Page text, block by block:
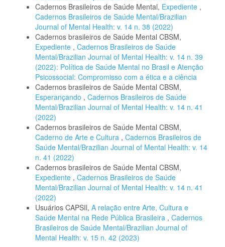
Cadernos Brasileiros de Saúde Mental, Expediente ,
Cadernos Brasileiros de Saúde Mental/Brazilian
Journal of Mental Health: v. 14 n. 38 (2022)
Cadernos brasileiros de Saúde Mental CBSM,
Expediente , Cadernos Brasileiros de Saúde
Mental/Brazilian Journal of Mental Health: v. 14 n. 39
(2022): Política de Saúde Mental no Brasil e Atenção
Psicossocial: Compromisso com a ética e a ciência
Cadernos brasileiros de Saúde Mental CBSM,
Esperançando , Cadernos Brasileiros de Saúde
Mental/Brazilian Journal of Mental Health: v. 14 n. 41
(2022)
Cadernos brasileiros de Saúde Mental CBSM,
Caderno de Arte e Cultura , Cadernos Brasileiros de
Saúde Mental/Brazilian Journal of Mental Health: v. 14
n. 41 (2022)
Cadernos brasileiros de Saúde Mental CBSM,
Expediente , Cadernos Brasileiros de Saúde
Mental/Brazilian Journal of Mental Health: v. 14 n. 41
(2022)
Usuários CAPSIl, A relação entre Arte, Cultura e
Saúde Mental na Rede Pública Brasileira , Cadernos
Brasileiros de Saúde Mental/Brazilian Journal of
Mental Health: v. 15 n. 42 (2023)